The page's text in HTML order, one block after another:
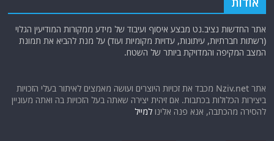
אתר החדשות נציב.נט מבצע איסוף ועיבוד של מידע ממקורות המודיעין הגלוי
(רשתות חברתיות, עיתונות, עדויות מקומיות ועוד) על מנת להביא את תמונת
המצב המקיפה והמדויקת ביותר של השטח.
אתר Nziv.net מכבד את זכויות היוצרים ועושה מאמצים לאיתור בעלי הזכויות
ביצירות הכלולות בכתבות. אם זיהית יצירה שאתה בעל הזכויות בה ואתה מעוניין
להסירה מהכתבה, אנא פנה אלינולמייל